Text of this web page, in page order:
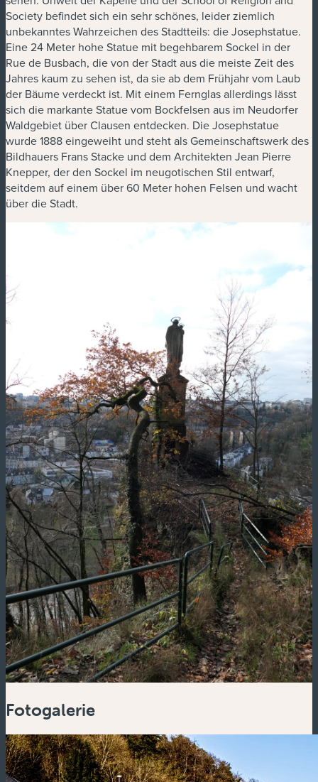
Society befindet sich ein sehr schönes, leider ziemlich
unbekanntes Wahrzeichen des Stadtteils: die Josephstatue.
Eine 24 Meter hohe Statue mit begehbarem Sockel in der
Rue de Busbach, die von der Stadt aus die meiste Zeit des
Jahres kaum zu sehen ist, da sie ab dem Frühjahr vom Laub
der Bäume verdeckt ist. Mit einem Fernglas allerdings lässt
sich die markante Statue vom Bockfelsen aus im Neudorfer
Waldgebiet über Clausen entdecken. Die Josephstatue
wurde 1888 eingeweiht und steht als Gemeinschaftswerk des
Bildhauers Frans Stacke und dem Architekten Jean Pierre
Knepper, der den Sockel im neugotischen Stil entwarf,
seitdem auf einem über 60 Meter hohen Felsen und wacht
über die Stadt.
Fotogalerie